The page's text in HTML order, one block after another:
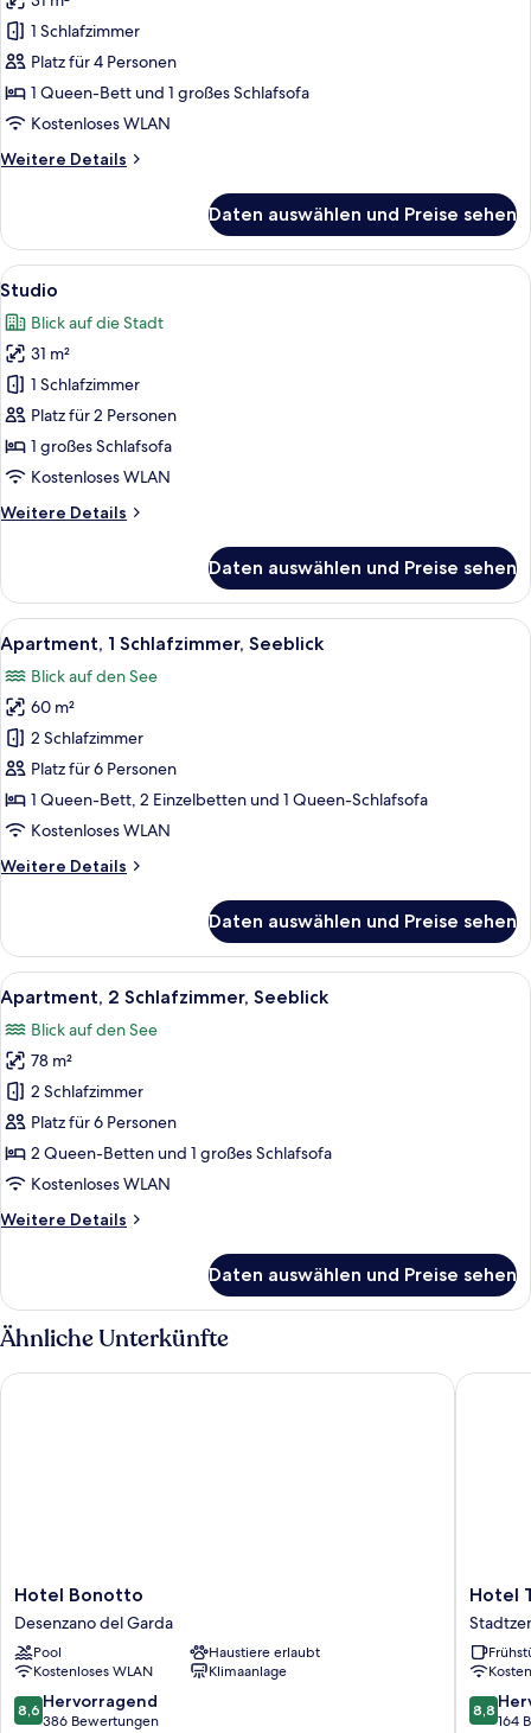
für
Apartment,
1
Schlafzimmer
anzeigen
1 Schlafzimmer
Platz für 4 Personen
1 Queen-Bett und 1 großes Schlafsofa
Kostenloses WLAN
Weitere Details
Weitere
1
Schlafzimmer
Daten auswählen und Preise sehen
Alle
Fotos
für
Studio
anzeigen
Eine moderne Küche mit
15
Studio
Blick auf die Stadt
31 m²
1 Schlafzimmer
Platz für 2 Personen
1 großes Schlafsofa
Kostenloses WLAN
Weitere Details
Weitere
Daten auswählen und Preise sehen
Alle
Fotos
für
Apartment,
Schlafzimmer,
Seeblick
anzeigen
Ein Hotelzimmer mit einem großen
20
Apartment, 1 Schlafzimmer, Seeblick
Blick auf den See
60 m²
2 Schlafzimmer
Platz für 6 Personen
1 Queen-Bett, 2 Einzelbetten und 1 Queen-Schlafsofa
Kostenloses WLAN
Weitere Details
Weitere
1
Schlafzimmer,
Seeblick
Daten auswählen und Preise sehen
Alle
Fotos
für
Apartment,
2 Schlafzimmer,
Seeblick
anzeigen
Ein modernes Hotelzimmer mit
23
Apartment, 2 Schlafzimmer, Seeblick
Blick auf den See
78 m²
2 Schlafzimmer
Platz für 6 Personen
2 Queen-Betten und 1 großes Schlafsofa
Kostenloses WLAN
Weitere Details
Weitere
2 Schlafzimmer,
Seeblick
Daten auswählen und Preise sehen
Ähnliche Unterkünfte
Hotel
Bonotto
Desenzano
del
Garda
Hotel Bonotto
Desenzano del Garda
Pool
Haustiere erlaubt
Kostenloses WLAN
Klimaanlage
8.6
von
8,6 Hervorragend
386 Bewertungen
Hotel Bonotto
Hotel
Tripoli
von
del
Garda
Hotel
8.8
von
8,8
164
Hotel